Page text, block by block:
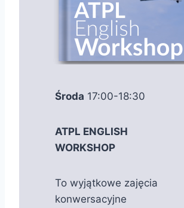
Środa 17:00-18:30
ATPL ENGLISH
WORKSHOP
To wyjątkowe zajęcia
konwersacyjne